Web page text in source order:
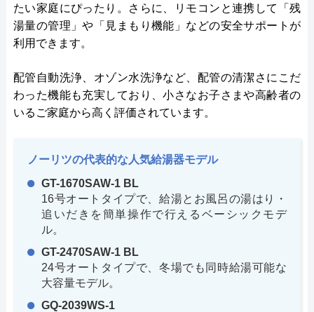
たい家庭にぴったり。さらに、リモコンと連携して「残
湯量の管理」や「見まもり機能」などの安全サポートが
利用できます。
配管自動洗浄、オゾン水洗浄など、配管の清潔さにこだ
わった機能も充実しており、小さなお子さまや高齢者の
いるご家庭から高く評価されています。
ノーリツの代表的な人気給湯器モデル
GT-1670SAW-1 BL
16号オートタイプで、給湯とお風呂の湯はり・
追いだきを簡単操作で行えるベーシックモデ
ル。
GT-2470SAW-1 BL
24号オートタイプで、冬場でも同時給湯可能な
大容量モデル。
GQ-2039WS-1